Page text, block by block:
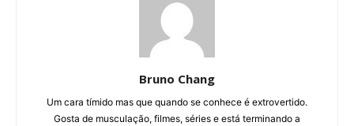
Bruno Chang
Um cara tímido mas que quando se conhece é extrovertido.
Gosta de musculação, filmes, séries e está terminando a